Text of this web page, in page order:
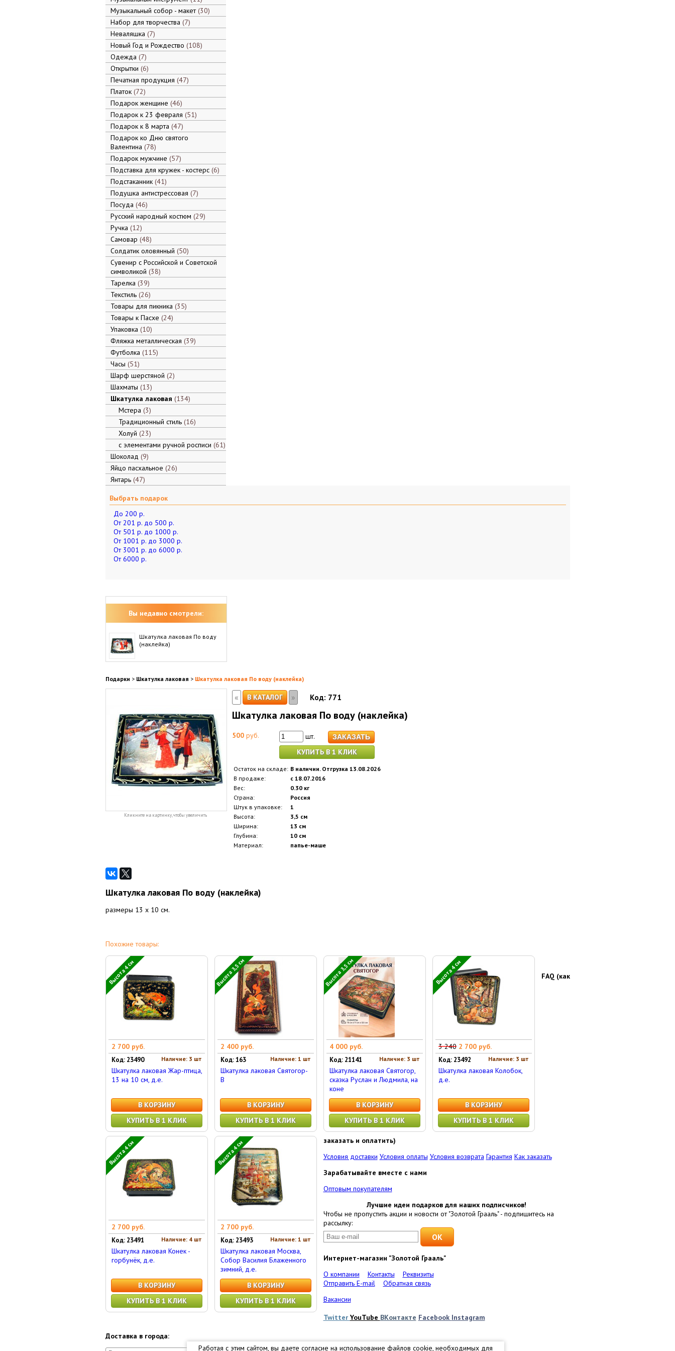
Музыкальный собор - макет 30
Набор для творчества 7
Неваляшка 7
Новый Год и Рождество 108
Одежда 7
Открытки 6
Печатная продукция 47
Платок 72
Подарок женщине 46
Подарок к 23 февраля 51
Подарок к 8 марта 47
Подарок ко Дню святого
Валентина 78
Подарок мужчине 57
Подставка для кружек - костерс 6
Подстаканник 41
Подушка антистрессовая 7
Посуда 46
Русский народный костюм 29
Ручка 12
Самовар 48
Солдатик оловянный 50
Сувенир с Российской и Советской
символикой 38
Тарелка 39
Текстиль 26
Товары для пикника 35
Товары к Пасхе 24
Упаковка 10
Фляжка металлическая 39
Футболка 115
Часы 51
Шарф шерстяной 2
Шахматы 13
Шкатулка лаковая 134
Мстера 3
Традиционный стиль 16
Холуй 23
с элементами ручной росписи 61
Шоколад 9
Яйцо пасхальное 26
Янтарь 47
Выбрать подарок
До 200 р.
От 201 р. до 500 р.
От 501 р. до 1000 р.
От 1001 р. до 3000 р.
От 3001 р. до 6000 р.
От 6000 р.
Вы недавно смотрели:
Шкатулка лаковая По воду
(наклейка)
Подарки > Шкатулка лаковая > Шкатулка лаковая По воду (наклейка)
Кликните на картинку, чтобы увеличить
« В КАТАЛОГ » Код: 771
Шкатулка лаковая По воду (наклейка)
500руб.
шт.
КУПИТЬ В 1 КЛИК
Остаток на складе: В наличии. Отгрузка 13.08.2026
В продаже:
с 18.07.2016
Вес:
0.30 кг
Страна:
Россия
Штук в упаковке:
1
Высота:
3,5 см
Ширина:
13 см
Глубина:
10 см
Материал:
папье-маше
Шкатулка лаковая По воду (наклейка)
размеры 13 x 10 см.
Похожие товары:
Высота 4 см
2 700 руб.
Наличие: 3 шт
Код: 23490
Шкатулка лаковая Жар-птица,
13 на 10 см, д.е.
В КОРЗИНУ
КУПИТЬ В 1 КЛИК
Высота 3,5 см
2 400 руб.
Наличие: 1 шт
Код: 163
Шкатулка лаковая Святогор-
В
В КОРЗИНУ
КУПИТЬ В 1 КЛИК
Высота 3,5 см
4 000 руб.
Наличие: 3 шт
Код: 21141
Шкатулка лаковая Святогор,
сказка Руслан и Людмила, на
коне
В КОРЗИНУ
КУПИТЬ В 1 КЛИК
Высота 4 см
3 240 2 700 руб.
Наличие: 3 шт
Код: 23492
Шкатулка лаковая Колобок,
д.е.
В КОРЗИНУ
КУПИТЬ В 1 КЛИК
Высота 4 см
2 700 руб.
Наличие: 4 шт
Код: 23491
Шкатулка лаковая Конек -
горбунёк, д.е.
В КОРЗИНУ
КУПИТЬ В 1 КЛИК
Высота 4 см
2 700 руб.
Наличие: 1 шт
Код: 23493
Шкатулка лаковая Москва,
Собор Василия Блаженного
зимний, д.е.
В КОРЗИНУ
КУПИТЬ В 1 КЛИК
FAQ (как
заказать и оплатить)
Условия доставки Условия оплаты Условия возврата Гарантия Как заказать
Зарабатывайте вместе с нами
Оптовым покупателям
Лучшие идеи подарков для наших подписчиков!
Чтобы не пропустить акции и новости от "Золотой Грааль" - подпишитесь на
рассылку:
Интернет-магазин "Золотой Грааль"
О компании
Контакты
Реквизиты
Отправить E-mail
Обратная связь
Вакансии
Twitter YouTube ВКонтакте Facebook Instagram
Доставка в города:
Работая с этим сайтом, вы даете согласие на использование файлов cookie, необходимых для